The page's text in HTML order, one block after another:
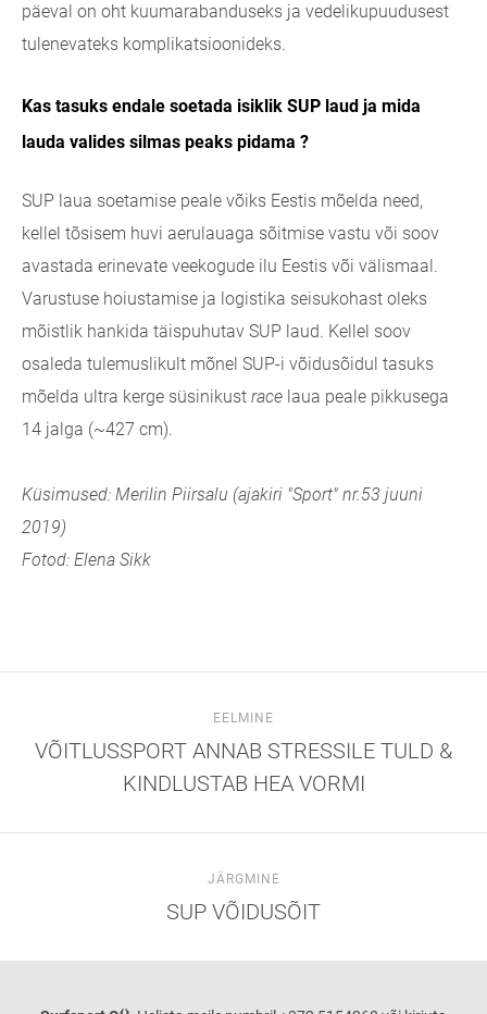
päeval on oht kuumarabanduseks ja vedelikupuudusest
tulenevateks komplikatsioonideks.
Kas tasuks endale soetada isiklik SUP laud ja mida
lauda valides silmas peaks pidama ?
SUP laua soetamise peale võiks Eestis mõelda need,
kellel tõsisem huvi aerulauaga sõitmise vastu või soov
avastada erinevate veekogude ilu Eestis või välismaal.
Varustuse hoiustamise ja logistika seisukohast oleks
mõistlik hankida täispuhutav SUP laud. Kellel soov
osaleda tulemuslikult mõnel SUP-i võidusõidul tasuks
mõelda ultra kerge süsinikust race laua peale pikkusega
14 jalga (~427 cm).
Küsimused: Merilin Piirsalu (ajakiri "Sport" nr.53 juuni
2019)
Fotod: Elena Sikk
EELMINE
VÕITLUSSPORT ANNAB STRESSILE TULD &
KINDLUSTAB HEA VORMI
JÄRGMINE
SUP VÕIDUSÕIT